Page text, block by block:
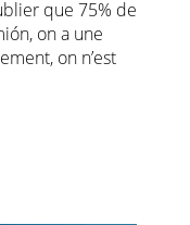
que 75% de
on a une
on n’est